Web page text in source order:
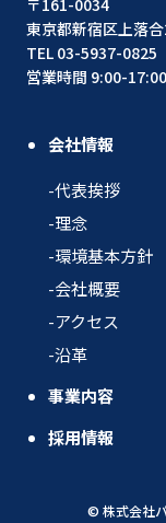
東京都新宿区上落
TEL 03-5937-0825
営業時間 9:00-17:00
会社情報
代表挨拶
理念
環境基本方針
会社概要
アクセス
沿革
事業内容
採用情報
© 株式会社